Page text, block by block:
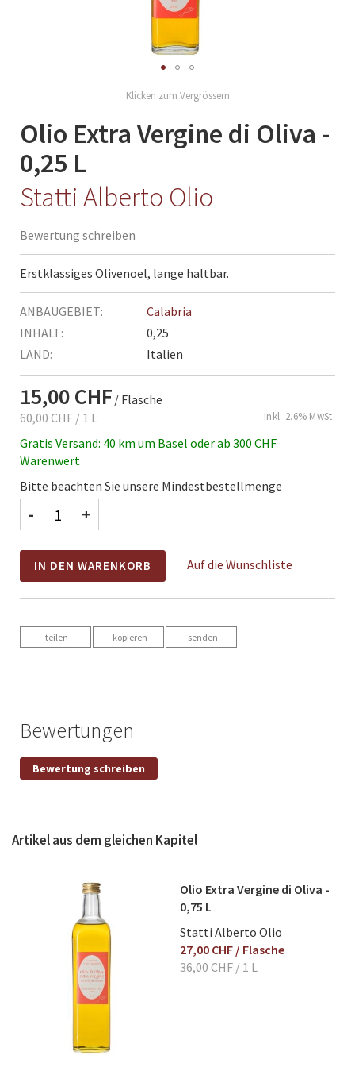
the
beginning
of
the
images
gallery
Olio Extra Vergine di Oliva -
0,25 L
Statti Alberto Olio
Bewertung schreiben
Erstklassiges Olivenoel, lange haltbar.
Mehr
Informationen
Calabria
0,25
Italien
15,00 CHF / Flasche
Inkl. 2.6% MwSt.
60,00 CHF / 1 L
Gratis Versand: 40 km um Basel oder ab 300 CHF
Warenwert
Bitte beachten Sie unsere Mindestbestellmenge
- +
IN DEN WARENKORB Auf die Wunschliste
teilen kopieren senden
Bewertungen
Eigene Bewertung schreiben
Bewertung schreiben
Artikel aus dem gleichen Kapitel
Olio Extra Vergine di Oliva -
0,75 L
Statti Alberto Olio
27,00 CHF / Flasche
36,00 CHF / 1 L